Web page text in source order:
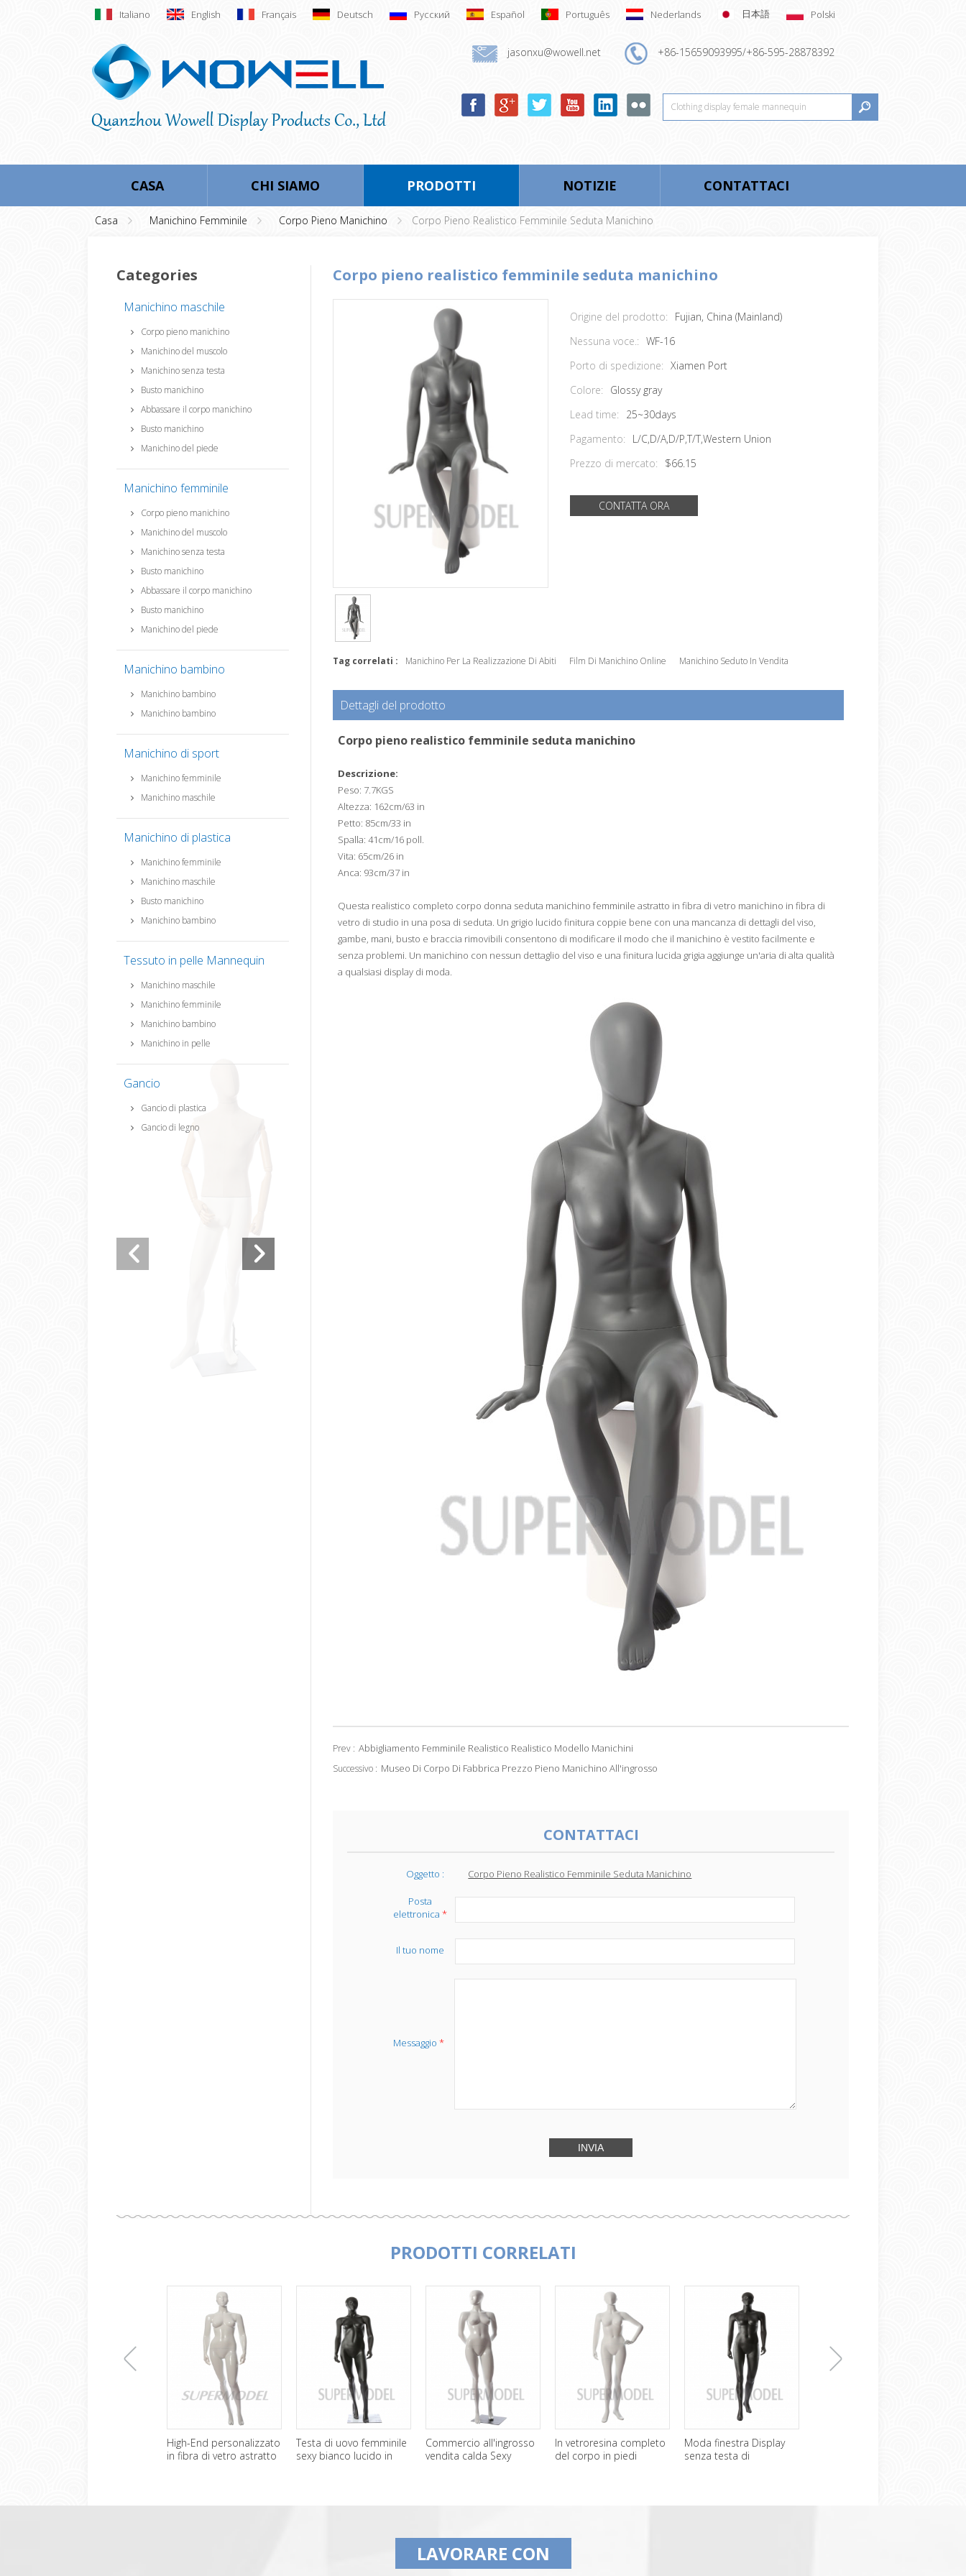
Italiano English Français Deutsch Русский Español Português Nederlands 日本語 Polski
jasonxu@wowell.net +86-15659093995/+86-595-28878392
CASA CHI SIAMO PRODOTTI NOTIZIE CONTATTACI
Casa Manichino Femminile Corpo Pieno Manichino Corpo Pieno Realistico Femminile Seduta Manichino
Categories
Manichino maschile
Corpo pieno manichino
Manichino del muscolo
Manichino senza testa
Busto manichino
Abbassare il corpo manichino
Busto manichino
Manichino del piede
Manichino femminile
Corpo pieno manichino
Manichino del muscolo
Manichino senza testa
Busto manichino
Abbassare il corpo manichino
Busto manichino
Manichino del piede
Manichino bambino
Manichino bambino
Manichino bambino
Manichino di sport
Manichino femminile
Manichino maschile
Manichino di plastica
Manichino femminile
Manichino maschile
Busto manichino
Manichino bambino
Tessuto in pelle Mannequin
Manichino maschile
Manichino femminile
Manichino bambino
Manichino in pelle
Gancio
Gancio di plastica
Gancio di legno
corpo pieno realistico femminile seduta manichino
Origine del prodotto:
Fujian, China (Mainland)
Nessuna voce.: WF-16
Porto di spedizione: Xiamen Port
Colore:
Glossy gray
Lead time:
25~30days
Pagamento:
L/C,D/A,D/P,T/T,Western Union
Prezzo di mercato:
$66.15
CONTATTA ORA
Tag correlati : Manichino Per La Realizzazione Di Abiti Film Di Manichino Online Manichino Seduto In Vendita
Dettagli del prodotto
Corpo pieno realistico femminile seduta manichino
Descrizione:
Peso: 7.7KGS
Altezza: 162cm/63 in
Petto: 85cm/33 in
Spalla: 41cm/16 poll.
Vita: 65cm/26 in
Anca: 93cm/37 in
Questa realistico completo corpo donna seduta manichino femminile astratto in fibra di vetro manichino in fibra di
vetro di studio in una posa di seduta. Un grigio lucido finitura coppie bene con una mancanza di dettagli del viso,
gambe, mani, busto e braccia rimovibili consentono di modificare il modo che il manichino è vestito facilmente e
senza problemi. Un manichino con nessun dettaglio del viso e una finitura lucida grigia aggiunge un'aria di alta qualità
a qualsiasi display di moda.
Prev : Abbigliamento Femminile Realistico Realistico Modello Manichini
Successivo : Museo Di Corpo Di Fabbrica Prezzo Pieno Manichino All'ingrosso
CONTATTACI
Oggetto : Corpo Pieno Realistico Femminile Seduta Manichino
Posta
elettronica *
Il tuo nome
Messaggio *
PRODOTTI CORRELATI
High-End personalizzato
in fibra di vetro astratto
Testa di uovo femminile
sexy bianco lucido in
Commercio all'ingrosso
vendita calda Sexy
In vetroresina completo
del corpo in piedi
Moda finestra Display
senza testa di
LAVORARE CON